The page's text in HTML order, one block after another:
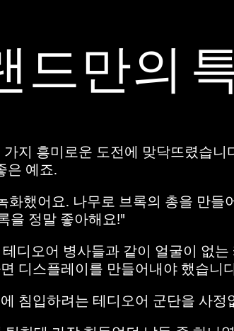
드만의
지 흥미로운 도전에 맞닥뜨렸습
은 예죠.
했어요. 나무로 브록의 총을 만
을 정말 좋아해요!"
디오어 병사들과 같이 얼굴이 없
디스플레이를 만들어내야 했습니
침입하려는 테디오어 군단을 사